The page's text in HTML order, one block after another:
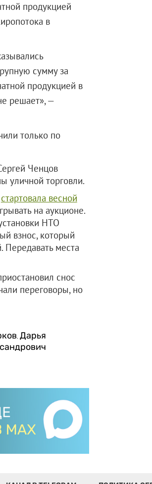
продукцией
в
сумму за
продукцией в
решает», —
только по
Ченцов
уличной торговли.
стартовала весной
на аукционе.
НТО
взнос, который
Передавать места
снос
переговоры, но
,Дарья